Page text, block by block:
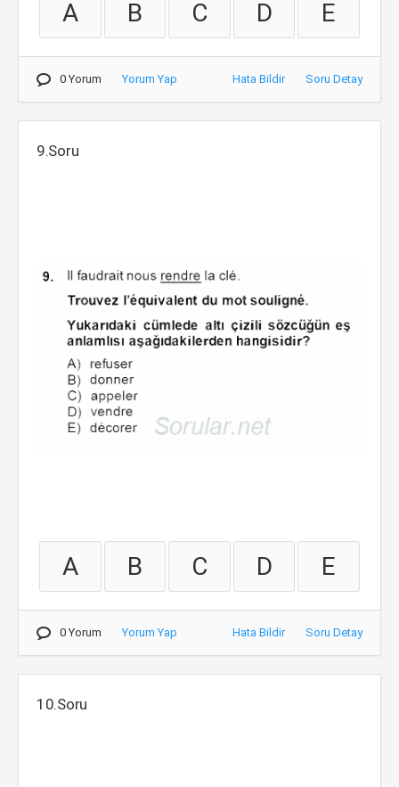
A B C D E
0 Yorum Yorum Yap Hata Bildir Soru Detay
9.Soru
A B C D E
0 Yorum Yorum Yap Hata Bildir Soru Detay
10.Soru